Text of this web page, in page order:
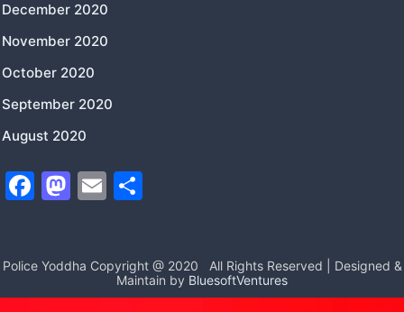
December 2020
November 2020
October 2020
September 2020
August 2020
F
e
b
M
o
d
E
l
e
Police Yoddha Copyright @ 2020
All Rights Reserved | Designed &
Maintain by BluesoftVentures